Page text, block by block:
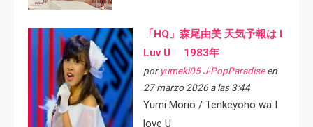
「HQ」森尾由美 天気予報は I
Luv U 1983年
por yumeki05 J-PopParadiseen
27 marzo 2026 a las 3:44
Yumi Morio / Tenkeyoho wa I
love U